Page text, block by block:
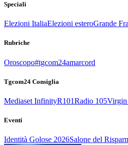
Speciali
Elezioni ItaliaElezioni esteroGrande
Rubriche
Oroscopo#tgcom24amarcord
Tgcom24 Consiglia
Mediaset InfinityR101Radio 105Virgin
Eventi
Identità Golose 2026Salone del